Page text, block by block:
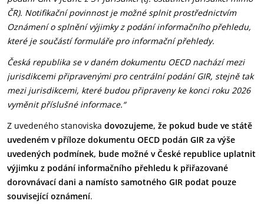
ČR). Notifikační povinnost je možné splnit prostřednictvím
Oznámení o splnění výjimky z podání informačního přehledu,
které je součástí formuláře pro informační přehledy.
Česká republika se v daném dokumentu OECD nachází mezi
jurisdikcemi připravenými pro centrální podání GIR, stejně tak
mezi jurisdikcemi, které budou připraveny ke konci roku 2026
vyměnit příslušné informace.“
Z uvedeného stanoviska dovozujeme, že pokud bude ve státě
uvedeném v příloze dokumentu OECD podán GIR za výše
uvedených podmínek, bude možné v České republice uplatnit
výjimku z podání informačního přehledu k přiřazované
dorovnávací dani a namísto samotného GIR podat pouze
související oznámení.